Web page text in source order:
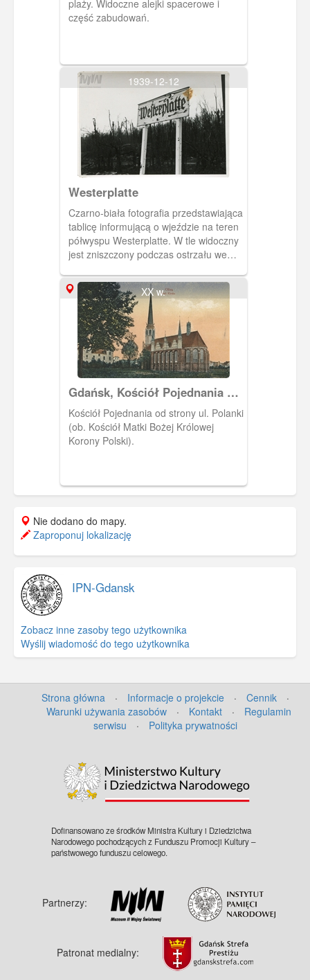
plaży. Widoczne alejki spacerowe i
część zabudowań.
1939-12-12
Westerplatte
Czarno-biała fotografia przedstawiająca
tablicę informującą o wjeździe na teren
półwyspu Westerplatte. W tle widoczny
jest zniszczony podczas ostrzału we
pociskami i połamane drzewa. Zakaz
kopiowania, zasób dostępny w zbiorach
Muzeum II Wojny Światowej w
Gdańsku, sygnatura: MIIWS/F/307
XX w.
Gdańsk, Kościół Pojednania w
Oliwie
Kościół Pojednania od strony ul. Polanki
(ob. Kościół Matki Bożej Królowej
Korony Polski).
Nie dodano do mapy.
Zaproponuj lokalizację
IPN-Gdansk
Zobacz inne zasoby tego użytkownika
Wyślij wiadomość do tego użytkownika
Strona główna · Informacje o projekcie · Cennik
·
Warunki używania zasobów
· Kontakt ·
Regulamin
serwisu
· Polityka prywatności
Dofinansowano ze środków Ministra Kultury i Dziedzictwa
Narodowego pochodzących z Funduszu Promocji Kultury –
państwowego funduszu celowego.
Partnerzy:
Patronat medialny: